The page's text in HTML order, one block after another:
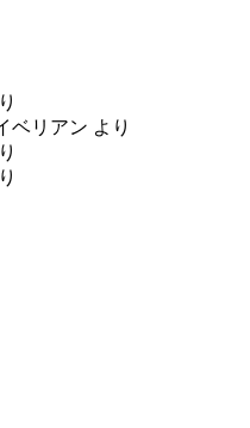
ベリアン より